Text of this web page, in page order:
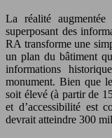
La réalité
superposant des
RA transforme une
un plan du bâtiment
informations
monument. Bien que
soit élevé (à partir de
et d’accessibilité est
devrait atteindre 300